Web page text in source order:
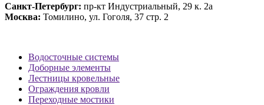
Санкт-Петербург: пр-кт Индустриальный, 29 к. 2а
Москва: Томилино, ул. Гоголя, 37 стр. 2
Водосточные системы
Доборные элементы
Лестницы кровельные
Ограждения кровли
Переходные мостики